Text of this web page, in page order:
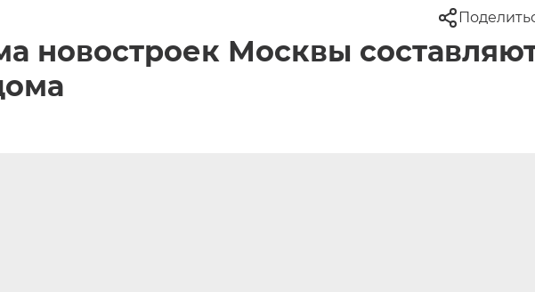
новостроек Москвы